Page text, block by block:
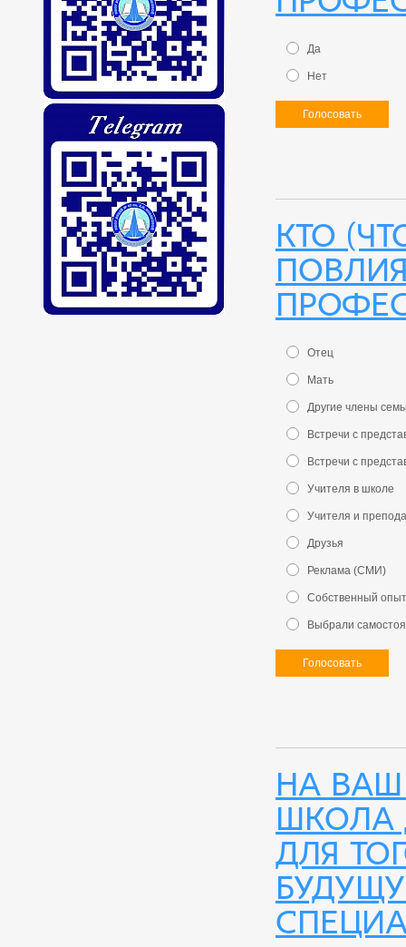
Да
Нет
Голосовать
Кто
Отец
Мать
Другие члены
Встречи с
Встречи с
Учителя в школе
Учителя и
Друзья
Реклама (СМИ)
Собственный
Выбрали
Голосовать
На Ваш
школа
для